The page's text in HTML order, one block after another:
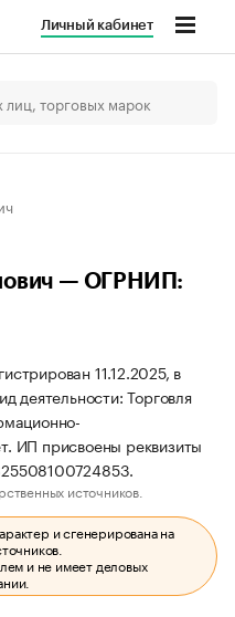
Личный кабинет
— ОГРНИП:
11.12.2025, в
деятельности: Торговля
ИП присвоены реквизиты
источников.
и сгенерирована на
и не имеет деловых